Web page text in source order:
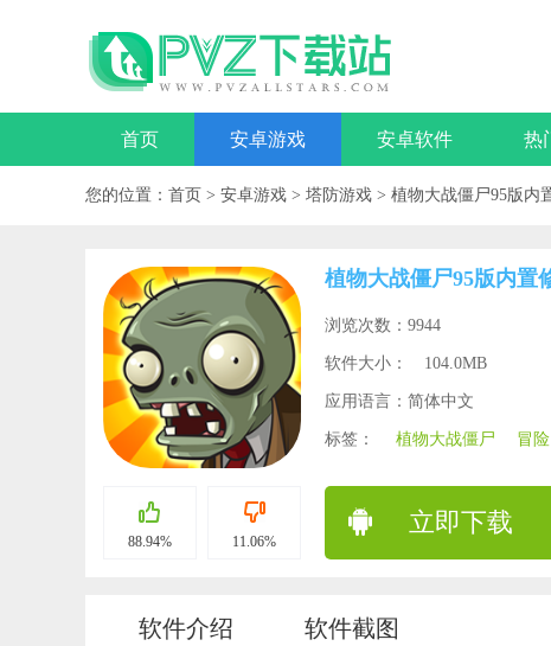
首页 安卓游戏 安卓软件 热
您的位置： 首页 > 安卓游戏 > 塔防游戏 > 植物大战僵尸95版内
88.94% 11.06%
植物大战僵尸95版内置
浏览次数：9944
软件大小： 104.0MB
应用语言：简体中文
标签： 植物大战僵尸 冒险
立即下载
软件介绍 软件截图